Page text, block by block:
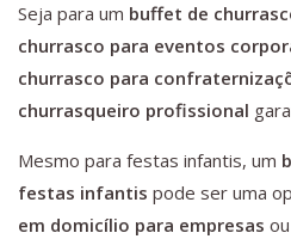
Seja para um buffet de
churrasco para eventos
churrasco para
churrasqueiro profissional
Mesmo para festas infantis, um
festas infantis pode ser uma
em domicílio para empresas